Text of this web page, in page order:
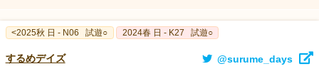
<2025秋 日 - N06 試遊○ 2024春 日 - K27 試遊○
するめデイズ @surume_days